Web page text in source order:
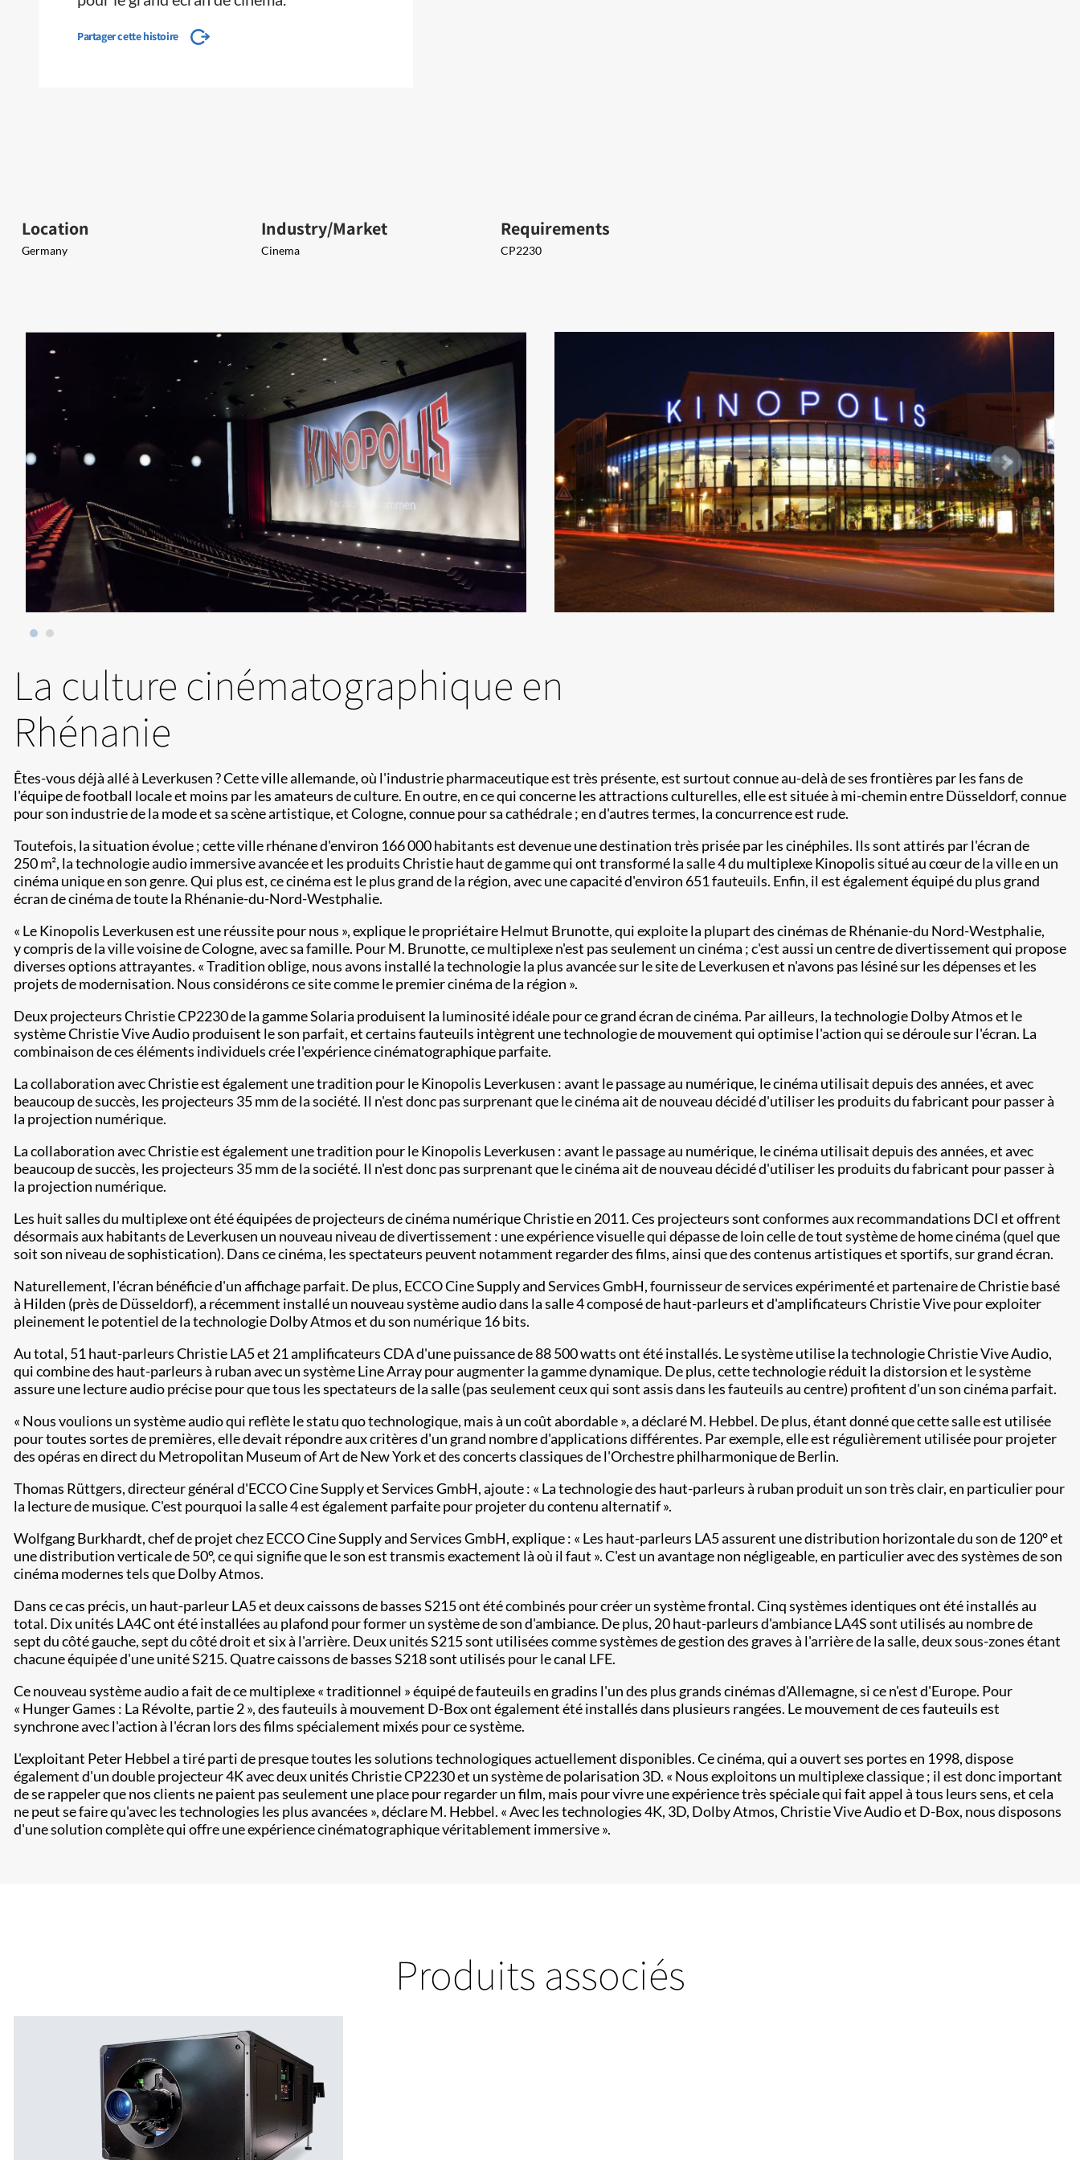
Partager cette histoire
Location
Germany
Industry/Market
Cinema
Requirements
CP2230
La culture cinématographique en
Rhénanie
Êtes-vous déjà allé à Leverkusen ? Cette ville allemande, où l'industrie pharmaceutique est très présente, est surtout connue au-delà de ses frontières par les fans de
l'équipe de football locale et moins par les amateurs de culture. En outre, en ce qui concerne les attractions culturelles, elle est située à mi-chemin entre Düsseldorf, connue
pour son industrie de la mode et sa scène artistique, et Cologne, connue pour sa cathédrale ; en d'autres termes, la concurrence est rude.​
Toutefois, la situation évolue ; cette ville rhénane d'environ 166 000 habitants est devenue une destination très prisée par les cinéphiles. Ils sont attirés par l'écran de
250 m², la technologie audio immersive avancée et les produits Christie haut de gamme qui ont transformé la salle 4 du multiplexe Kinopolis situé au cœur de la ville en un
cinéma unique en son genre. Qui plus est, ce cinéma est le plus grand de la région, avec une capacité d'environ 651 fauteuils. Enfin, il est également équipé du plus grand
écran de cinéma de toute la Rhénanie-du-Nord-Westphalie.
« Le Kinopolis Leverkusen est une réussite pour nous », explique le propriétaire Helmut Brunotte, qui exploite la plupart des cinémas de Rhénanie-du Nord-Westphalie,
y compris de la ville voisine de Cologne, avec sa famille. Pour M. Brunotte, ce multiplexe n'est pas seulement un cinéma ; c'est aussi un centre de divertissement qui propose
diverses options attrayantes. « Tradition oblige, nous avons installé la technologie la plus avancée sur le site de Leverkusen et n'avons pas lésiné sur les dépenses et les
projets de modernisation. Nous considérons ce site comme le premier cinéma de la région ».
Deux projecteurs Christie CP2230 de la gamme Solaria produisent la luminosité idéale pour ce grand écran de cinéma. Par ailleurs, la technologie Dolby Atmos et le
système Christie Vive Audio produisent le son parfait, et certains fauteuils intègrent une technologie de mouvement qui optimise l'action qui se déroule sur l'écran. La
combinaison de ces éléments individuels crée l'expérience cinématographique parfaite.
La collaboration avec Christie est également une tradition pour le Kinopolis Leverkusen : avant le passage au numérique, le cinéma utilisait depuis des années, et avec
beaucoup de succès, les projecteurs 35 mm de la société. Il n'est donc pas surprenant que le cinéma ait de nouveau décidé d'utiliser les produits du fabricant pour passer à
la projection numérique.​
La collaboration avec Christie est également une tradition pour le Kinopolis Leverkusen : avant le passage au numérique, le cinéma utilisait depuis des années, et avec
beaucoup de succès, les projecteurs 35 mm de la société. Il n'est donc pas surprenant que le cinéma ait de nouveau décidé d'utiliser les produits du fabricant pour passer à
la projection numérique.
Les huit salles du multiplexe ont été équipées de projecteurs de cinéma numérique Christie en 2011. Ces projecteurs sont conformes aux recommandations DCI et offrent
désormais aux habitants de Leverkusen un nouveau niveau de divertissement : une expérience visuelle qui dépasse de loin celle de tout système de home cinéma (quel que
soit son niveau de sophistication). Dans ce cinéma, les spectateurs peuvent notamment regarder des films, ainsi que des contenus artistiques et sportifs, sur grand écran.
Naturellement, l'écran bénéficie d'un affichage parfait. De plus, ECCO Cine Supply and Services GmbH, fournisseur de services expérimenté et partenaire de Christie basé
à Hilden (près de Düsseldorf), a récemment installé un nouveau système audio dans la salle 4 composé de haut-parleurs et d'amplificateurs Christie Vive pour exploiter
pleinement le potentiel de la technologie Dolby Atmos et du son numérique 16 bits.
Au total, 51 haut-parleurs Christie LA5 et 21 amplificateurs CDA d'une puissance de 88 500 watts ont été installés. Le système utilise la technologie Christie Vive Audio,
qui combine des haut-parleurs à ruban avec un système Line Array pour augmenter la gamme dynamique. De plus, cette technologie réduit la distorsion et le système
assure une lecture audio précise pour que tous les spectateurs de la salle (pas seulement ceux qui sont assis dans les fauteuils au centre) profitent d'un son cinéma parfait.
« Nous voulions un système audio qui reflète le statu quo technologique, mais à un coût abordable », a déclaré M. Hebbel. De plus, étant donné que cette salle est utilisée
pour toutes sortes de premières, elle devait répondre aux critères d'un grand nombre d'applications différentes. Par exemple, elle est régulièrement utilisée pour projeter
des opéras en direct du Metropolitan Museum of Art de New York et des concerts classiques de l'Orchestre philharmonique de Berlin.
Thomas Rüttgers, directeur général d'ECCO Cine Supply et Services GmbH, ajoute : « La technologie des haut-parleurs à ruban produit un son très clair, en particulier pour
la lecture de musique. C'est pourquoi la salle 4 est également parfaite pour projeter du contenu alternatif ».
Wolfgang Burkhardt, chef de projet chez ECCO Cine Supply and Services GmbH, explique : « Les haut-parleurs LA5 assurent une distribution horizontale du son de 120° et
une distribution verticale de 50°, ce qui signifie que le son est transmis exactement là où il faut ». C'est un avantage non négligeable, en particulier avec des systèmes de son
cinéma modernes tels que Dolby Atmos.
Dans ce cas précis, un haut-parleur LA5 et deux caissons de basses S215 ont été combinés pour créer un système frontal. Cinq systèmes identiques ont été installés au
total. Dix unités LA4C ont été installées au plafond pour former un système de son d'ambiance. De plus, 20 haut-parleurs d'ambiance LA4S sont utilisés au nombre de
sept du côté gauche, sept du côté droit et six à l'arrière. Deux unités S215 sont utilisées comme systèmes de gestion des graves à l'arrière de la salle, deux sous-zones étant
chacune équipée d'une unité S215. Quatre caissons de basses S218 sont utilisés pour le canal LFE.
Ce nouveau système audio a fait de ce multiplexe « traditionnel » équipé de fauteuils en gradins l'un des plus grands cinémas d'Allemagne, si ce n'est d'Europe. Pour
« Hunger Games : La Révolte, partie 2 », des fauteuils à mouvement D-Box ont également été installés dans plusieurs rangées. Le mouvement de ces fauteuils est
synchrone avec l'action à l'écran lors des films spécialement mixés pour ce système.
L'exploitant Peter Hebbel a tiré parti de presque toutes les solutions technologiques actuellement disponibles. Ce cinéma, qui a ouvert ses portes en 1998, dispose
également d'un double projecteur 4K avec deux unités Christie CP2230 et un système de polarisation 3D. « Nous exploitons un multiplexe classique ; il est donc important
de se rappeler que nos clients ne paient pas seulement une place pour regarder un film, mais pour vivre une expérience très spéciale qui fait appel à tous leurs sens, et cela
ne peut se faire qu'avec les technologies les plus avancées », déclare M. Hebbel. « Avec les technologies 4K, 3D, Dolby Atmos, Christie Vive Audio et D-Box, nous disposons
d'une solution complète qui offre une expérience cinématographique véritablement immersive ».
Produits associés